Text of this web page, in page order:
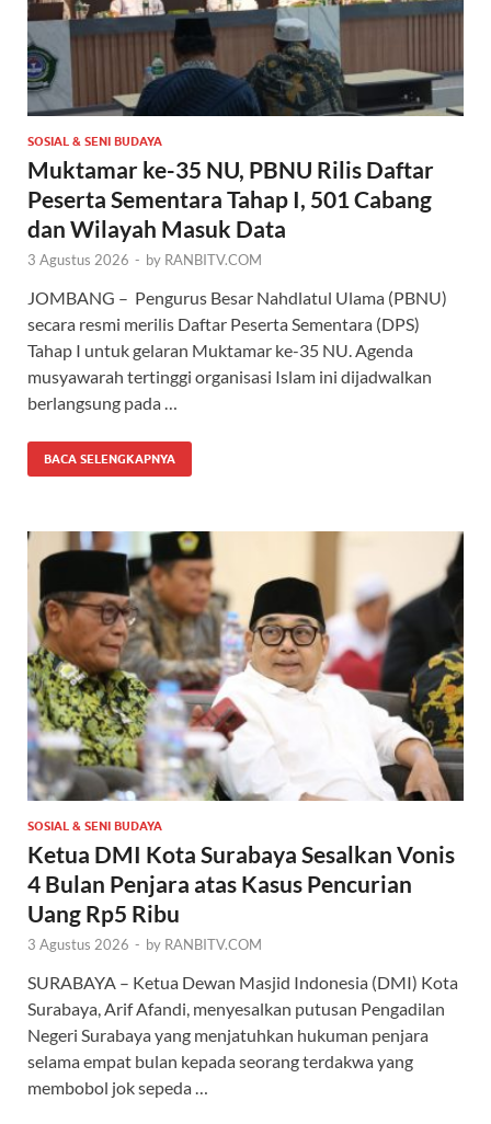
SOSIAL & SENI BUDAYA
Muktamar ke-35 NU, PBNU Rilis Daftar
Peserta Sementara Tahap I, 501 Cabang
dan Wilayah Masuk Data
3 Agustus 2026 - by RANBITV.COM
JOMBANG – Pengurus Besar Nahdlatul Ulama (PBNU)
secara resmi merilis Daftar Peserta Sementara (DPS)
Tahap I untuk gelaran Muktamar ke-35 NU. Agenda
musyawarah tertinggi organisasi Islam ini dijadwalkan
berlangsung pada …
BACA SELENGKAPNYA
SOSIAL & SENI BUDAYA
Ketua DMI Kota Surabaya Sesalkan Vonis
4 Bulan Penjara atas Kasus Pencurian
Uang Rp5 Ribu
3 Agustus 2026 - by RANBITV.COM
SURABAYA – Ketua Dewan Masjid Indonesia (DMI) Kota
Surabaya, Arif Afandi, menyesalkan putusan Pengadilan
Negeri Surabaya yang menjatuhkan hukuman penjara
selama empat bulan kepada seorang terdakwa yang
membobol jok sepeda …